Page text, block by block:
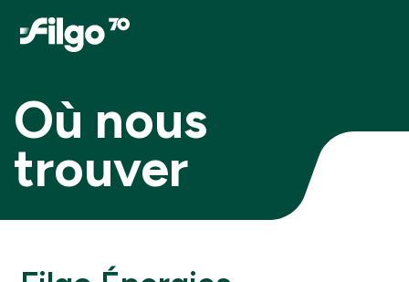
Où nous
trouver